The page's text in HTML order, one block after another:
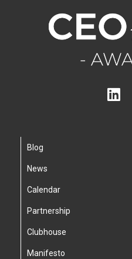
Blog
News
Calendar
Partnership
Clubhouse
Manifesto